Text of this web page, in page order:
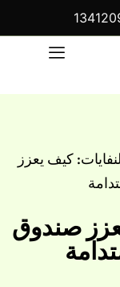
كيف يعزز
صندوق